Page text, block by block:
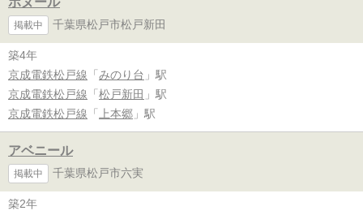
掲載中 千葉県松戸市松戸新田
築4年
京成電鉄松戸線 「 みのり台 」駅
京成電鉄松戸線 「 松戸新田 」駅
京成電鉄松戸線 「 上本郷 」駅
アベニール
掲載中 千葉県松戸市六実
築2年